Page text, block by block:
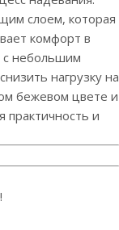
слоем, которая
комфорт в
с небольшим
нагрузку на
бежевом цвете и
практичность и